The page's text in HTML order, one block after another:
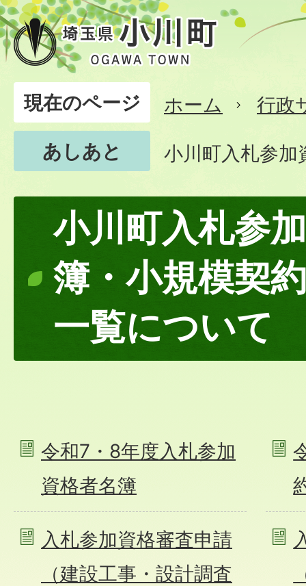
現在のページ ホーム
行政
あしあと
小川町入札参加
小川町入札参
簿・小規模契
一覧について
令和7・8年度入札参加
資格者名簿
入札参加資格審査申請
（建設工事・設計調査